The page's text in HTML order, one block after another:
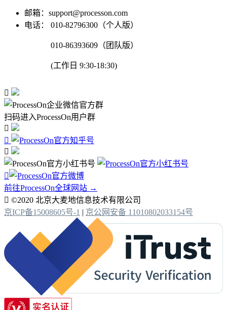
邮箱：support@processon.com
电话：
010-82796300（个人版）
010-86393609（团队版）
(工作日 9:30-18:30)

扫码进入ProcessOn用户群




前往ProcessOn全球网站 →
 ©2020 北京大麦地信息技术有限公司
京ICP备15008605号-1 | 京公网安备 11010802033154号